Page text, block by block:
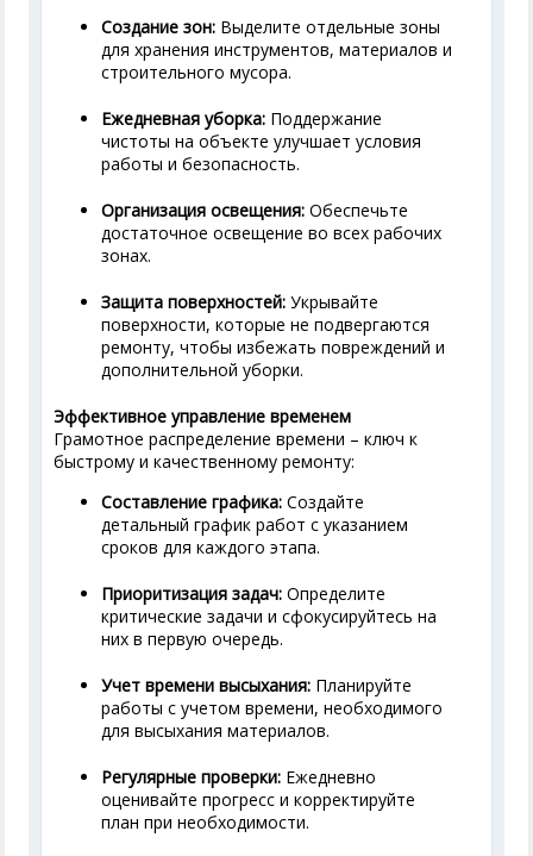
Создание зон: Выделите отдельные зоны
для хранения инструментов, материалов и
строительного мусора.
Ежедневная уборка: Поддержание
чистоты на объекте улучшает условия
работы и безопасность.
Организация освещения: Обеспечьте
достаточное освещение во всех рабочих
зонах.
Защита поверхностей: Укрывайте
поверхности, которые не подвергаются
ремонту, чтобы избежать повреждений и
дополнительной уборки.
Эффективное управление временем
Грамотное распределение времени – ключ к
быстрому и качественному ремонту:
Составление графика: Создайте
детальный график работ с указанием
сроков для каждого этапа.
Приоритизация задач: Определите
критические задачи и сфокусируйтесь на
них в первую очередь.
Учет времени высыхания: Планируйте
работы с учетом времени, необходимого
для высыхания материалов.
Регулярные проверки: Ежедневно
оценивайте прогресс и корректируйте
план при необходимости.